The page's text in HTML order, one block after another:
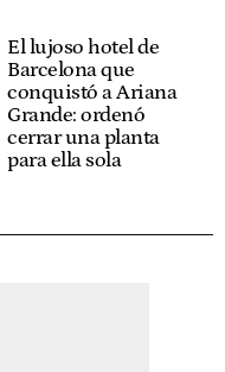
El lujoso hotel de
Barcelona que
conquistó a Ariana
Grande: ordenó
cerrar una planta
para ella sola